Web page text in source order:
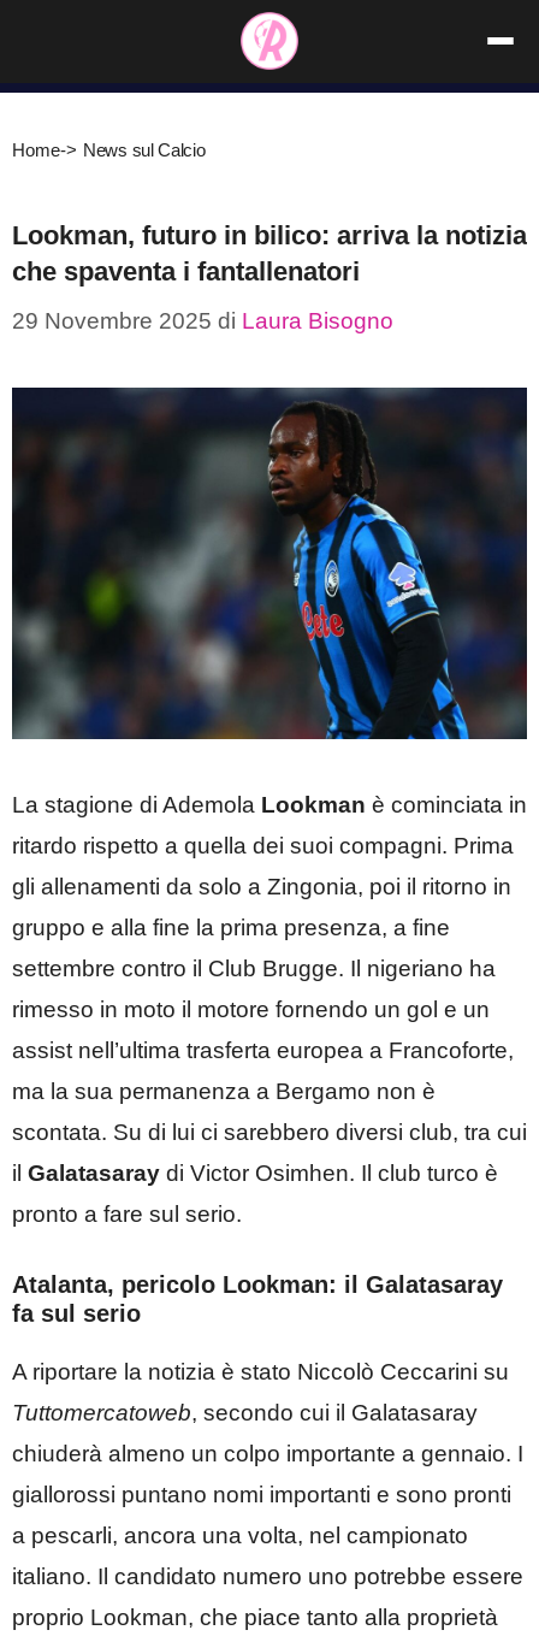
contenuto
Home-> News sul Calcio
Lookman, futuro in bilico: arriva la notizia
che spaventa i fantallenatori
29 Novembre 2025 di Laura Bisogno
La stagione di Ademola Lookman è cominciata in
ritardo rispetto a quella dei suoi compagni. Prima
gli allenamenti da solo a Zingonia, poi il ritorno in
gruppo e alla fine la prima presenza, a fine
settembre contro il Club Brugge. Il nigeriano ha
rimesso in moto il motore fornendo un gol e un
assist nell’ultima trasferta europea a Francoforte,
ma la sua permanenza a Bergamo non è
scontata. Su di lui ci sarebbero diversi club, tra cui
il Galatasaray di Victor Osimhen. Il club turco è
pronto a fare sul serio.
Atalanta, pericolo Lookman: il Galatasaray
fa sul serio
A riportare la notizia è stato Niccolò Ceccarini su
Tuttomercatoweb, secondo cui il Galatasaray
chiuderà almeno un colpo importante a gennaio. I
giallorossi puntano nomi importanti e sono pronti
a pescarli, ancora una volta, nel campionato
italiano. Il candidato numero uno potrebbe essere
proprio Lookman, che piace tanto alla proprietà